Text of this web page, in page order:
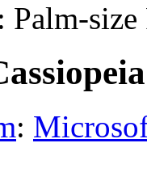
Palm-size
: